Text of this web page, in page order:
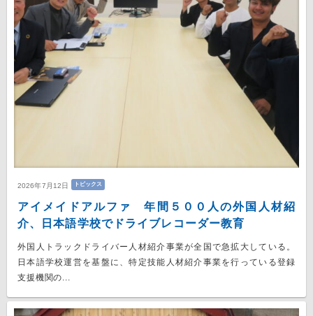
2026年7月12日 トピックス
アイメイドアルファ 年間５００人の外国人材紹
介、日本語学校でドライブレコーダー教育
外国人トラックドライバー人材紹介事業が全国で急拡大している。
日本語学校運営を基盤に、特定技能人材紹介事業を行っている登録
支援機関の...